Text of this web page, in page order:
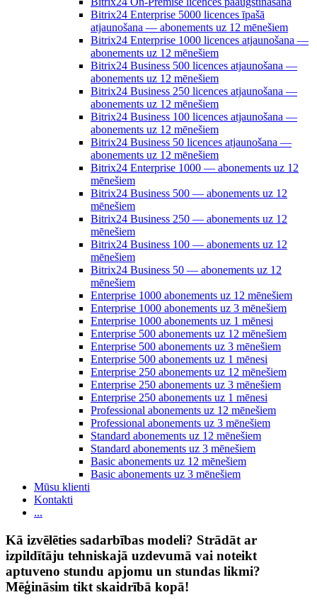
Bitrix24 Enterprise 5000 licences īpašā
atjaunošana — abonements uz 12 mēnešiem
Bitrix24 Enterprise 1000 licences atjaunošana —
abonements uz 12 mēnešiem
Bitrix24 Business 500 licences atjaunošana —
abonements uz 12 mēnešiem
Bitrix24 Business 250 licences atjaunošana —
abonements uz 12 mēnešiem
Bitrix24 Business 100 licences atjaunošana —
abonements uz 12 mēnešiem
Bitrix24 Business 50 licences atjaunošana —
abonements uz 12 mēnešiem
Bitrix24 Enterprise 1000 — abonements uz 12
mēnešiem
Bitrix24 Business 500 — abonements uz 12
mēnešiem
Bitrix24 Business 250 — abonements uz 12
mēnešiem
Bitrix24 Business 100 — abonements uz 12
mēnešiem
Bitrix24 Business 50 — abonements uz 12
mēnešiem
Enterprise 1000 abonements uz 12 mēnešiem
Enterprise 1000 abonements uz 3 mēnešiem
Enterprise 1000 abonements uz 1 mēnesi
Enterprise 500 abonements uz 12 mēnešiem
Enterprise 500 abonements uz 3 mēnešiem
Enterprise 500 abonements uz 1 mēnesi
Enterprise 250 abonements uz 12 mēnešiem
Enterprise 250 abonements uz 3 mēnešiem
Enterprise 250 abonements uz 1 mēnesi
Professional abonements uz 12 mēnešiem
Professional abonements uz 3 mēnešiem
Standard abonements uz 12 mēnešiem
Standard abonements uz 3 mēnešiem
Basic abonements uz 12 mēnešiem
Basic abonements uz 3 mēnešiem
Mūsu klienti
Kontakti
...
Kā izvēlēties sadarbības modeli? Strādāt ar
izpildītāju tehniskajā uzdevumā vai noteikt
aptuveno stundu apjomu un stundas likmi?
Mēģināsim tikt skaidrībā kopā!